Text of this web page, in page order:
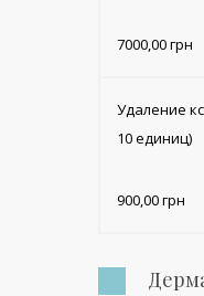
7000,00 грн
Удаление
10 единиц)
900,00 грн